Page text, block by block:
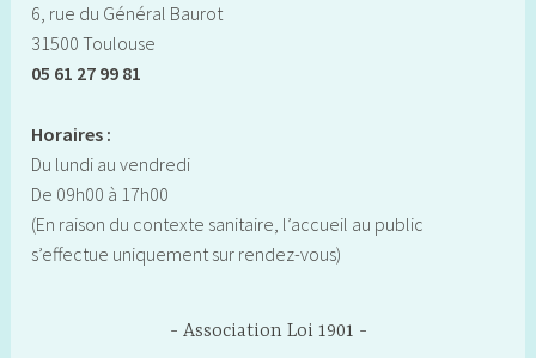
6, rue du Général Baurot
31500 Toulouse
05 61 27 99 81
Horaires :
Du lundi au vendredi
De 09h00 à 17h00
(En raison du contexte sanitaire, l’accueil au public
s’effectue uniquement sur rendez-vous)
Association Loi 1901